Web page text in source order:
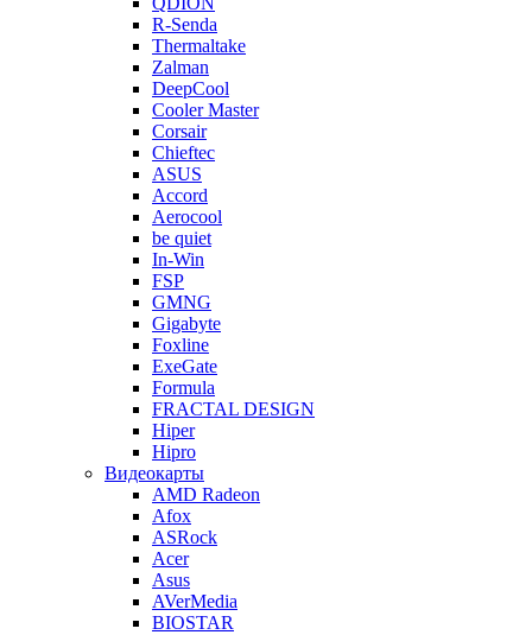
R-Senda
Thermaltake
Zalman
DeepCool
Cooler Master
Corsair
Chieftec
ASUS
Accord
Aerocool
be quiet
In-Win
FSP
GMNG
Gigabyte
Foxline
ExeGate
Formula
FRACTAL DESIGN
Hiper
Hipro
Видеокарты
AMD Radeon
Afox
ASRock
Acer
Asus
AVerMedia
BIOSTAR